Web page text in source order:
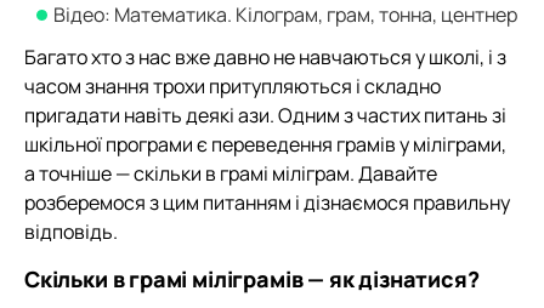
Відео: Математика. Кілограм, грам, тонна, центнер
Багато хто з нас вже давно не навчаються у школі, і з
часом знання трохи притупляються і складно
пригадати навіть деякі ази. Одним з частих питань зі
шкільної програми є переведення грамів у міліграми,
а точніше — скільки в грамі міліграм. Давайте
розберемося з цим питанням і дізнаємося правильну
відповідь.
Скільки в грамі міліграмів — як дізнатися?